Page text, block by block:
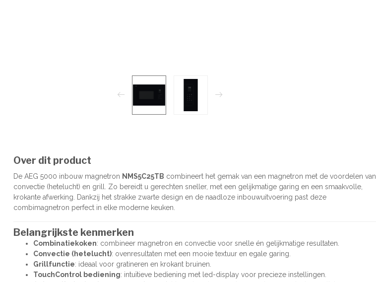
Over dit product
De AEG 5000 inbouw magnetron NMS5C25TB combineert het gemak van een magnetron met de voordelen van
convectie (hetelucht) en grill. Zo bereidt u gerechten sneller, met een gelijkmatige garing en een smaakvolle,
krokante afwerking. Dankzij het strakke zwarte design en de naadloze inbouwuitvoering past deze
combimagnetron perfect in elke moderne keuken.
Belangrijkste kenmerken
Combinatiekoken: combineer magnetron en convectie voor snelle én gelijkmatige resultaten.
Convectie (hetelucht): ovenresultaten met een mooie textuur en egale garing.
Grillfunctie: ideaal voor gratineren en krokant bruinen.
TouchControl bediening: intuïtieve bediening met led-display voor precieze instellingen.